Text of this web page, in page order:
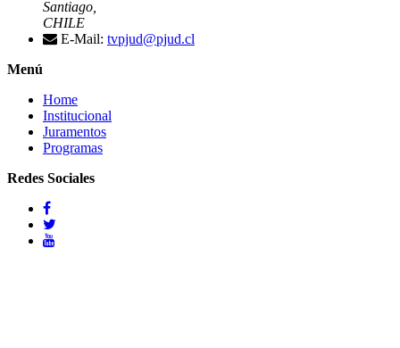
Santiago,
CHILE
E-Mail: tvpjud@pjud.cl
Menú
Home
Institucional
Juramentos
Programas
Redes Sociales